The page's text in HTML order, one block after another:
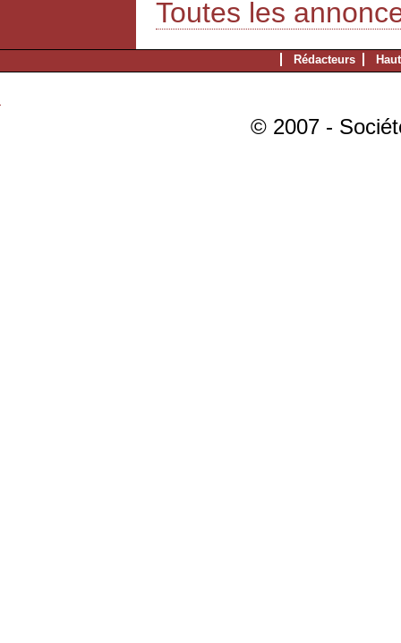
Toutes les
Rédacteurs
© 2007 -